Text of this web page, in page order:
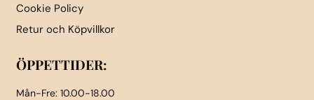
Cookie Policy
Retur och Köpvillkor
ÖPPETTIDER:
Mån-Fre: 10.00-18.00